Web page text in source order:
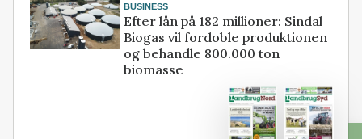
BUSINESS
Efter lån på 182 millioner: Sindal
Biogas vil fordoble produktionen
og behandle 800.000 ton
biomasse